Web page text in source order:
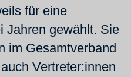
für eine
Jahren gewählt. Sie
im Gesamtverband
Vertreter:innen